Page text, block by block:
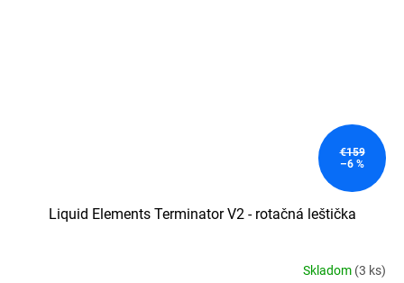
€159
–6 %
Liquid Elements Terminator V2 - rotačná leštička
Skladom (3 ks)